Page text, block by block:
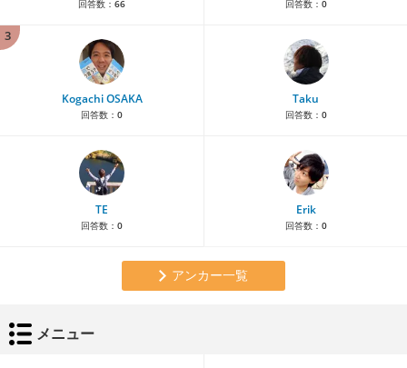
回答数： 66 回答数： 0
3
Kogachi OSAKA
回答数： 0
Taku
回答数： 0
TE
回答数： 0
Erik
回答数： 0
アンカー一覧
メニュー